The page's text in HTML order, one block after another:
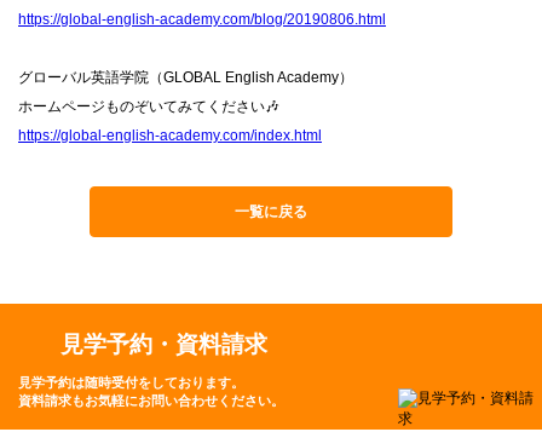
https://global-english-academy.com/blog/20190806.html
グローバル英語学院（GLOBAL English Academy）
ホームページものぞいてみてください🎶
https://global-english-academy.com/index.html
一覧に戻る
見学予約・資料請求
見学予約は随時受付をしております。
資料請求もお気軽にお問い合わせください。